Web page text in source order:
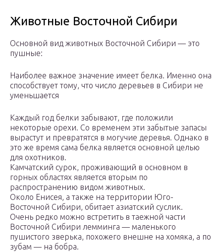
Животные Восточной Сибири
Основной вид животных Восточной Сибири — это
пушные:
Наиболее важное значение имеет белка. Именно она
способствует тому, что число деревьев в Сибири не
уменьшается
Каждый год белки забывают, где положили
некоторые орехи. Со временем эти забытые запасы
вырастут и превратятся в могучие деревья. Однако в
это же время сама белка является основной целью
для охотников.
Камчатский сурок, проживающий в основном в
горных областях является вторым по
распространению видом животных.
Около Енисея, а также на территории Юго-
Восточной Сибири, обитает азиатский суслик.
Очень редко можно встретить в таежной части
Восточной Сибири лемминга — маленького
пушистого зверька, похожего внешне на хомяка, а по
зубам — на бобра.